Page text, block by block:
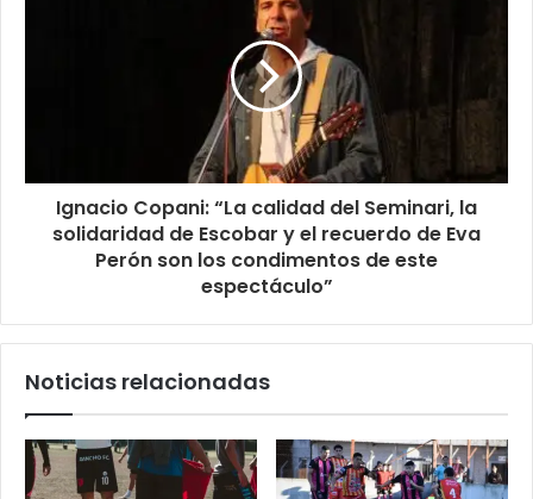
Ignacio Copani: “La calidad del Seminari, la
solidaridad de Escobar y el recuerdo de Eva
Perón son los condimentos de este
espectáculo”
Noticias relacionadas